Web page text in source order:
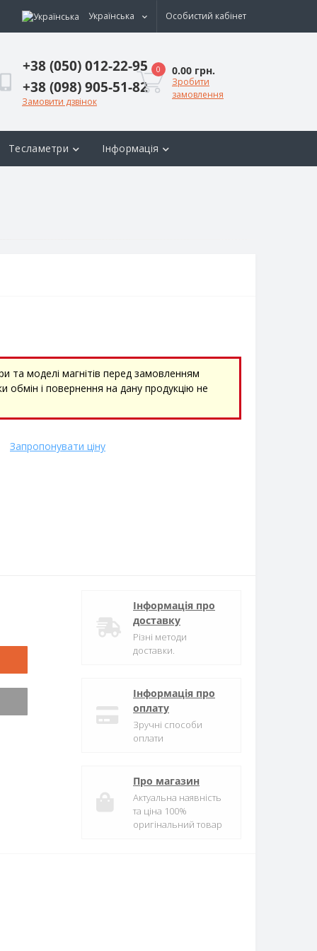
Українська Особистий кабінет
+38 (050) 012-22-95
+38 (098) 905-51-82
Замовити дзвінок
0 0.00 грн.
Зробити
замовлення
Тесламетри Інформація
та моделі магнітів перед замовленням
обмін і повернення на дану продукцію не
Запропонувати ціну
Інформація про
доставку
Різні методи
доставки.
Інформація про
оплату
Зручні способи
оплати
Про магазин
Актуальна наявність
та ціна 100%
оригінальний товар